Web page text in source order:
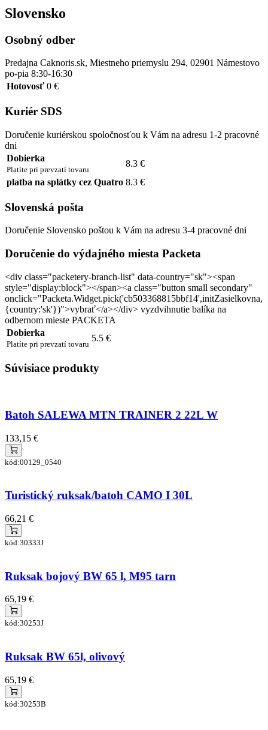
Slovensko
Osobný odber
Predajna Caknoris.sk, Miestneho priemyslu 294, 02901 Námestovo
po-pia 8:30-16:30
Hotovosť 0 €
Kuriér SDS
Doručenie kuriérskou spoločnosťou k Vám na adresu 1-2 pracovné
dni
Dobierka
Platíte pri prevzatí tovaru
8.3 €
platba na splátky cez Quatro 8.3 €
Slovenská pošta
Doručenie Slovensko poštou k Vám na adresu 3-4 pracovné dni
Doručenie do výdajného miesta Packeta
<div class="packetery-branch-list" data-country="sk"><span
style="display:block"></span><a class="button small secondary"
onclick="Packeta.Widget.pick('cb503368815bbf14',initZasielkovna,
{country:'sk'})">vybrať</a></div> vyzdvihnutie balíka na
odbernom mieste PACKETA
Dobierka
Platíte pri prevzatí tovaru
5.5 €
Súvisiace produkty
Batoh SALEWA MTN TRAINER 2 22L W
133,15 €
kód:00129_0540
Turistický ruksak/batoh CAMO I 30L
66,21 €
kód:30333J
Ruksak bojový BW 65 l, M95 tarn
65,19 €
kód:30253J
Ruksak BW 65l, olivový
65,19 €
kód:30253B